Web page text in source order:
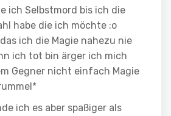
ich Selbstmord bis ich die
habe die ich möchte :o
ich die Magie nahezu nie
ich tot bin ärger ich mich
Gegner nicht einfach Magie
ich es aber spaßiger als